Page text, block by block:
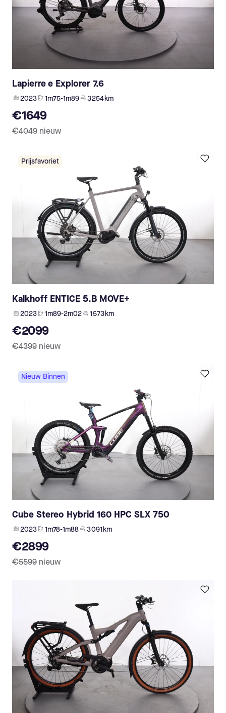
Lapierre e Explorer 7.6
2023 1m75-1m89 3 254 km
€1649
€4049 nieuw
Prijsfavoriet
Kalkhoff ENTICE 5.B MOVE+
2023 1m89-2m02 1 573 km
€2099
€4399 nieuw
Nieuw Binnen
Cube Stereo Hybrid 160 HPC SLX 750
2023 1m78-1m88 3 091 km
€2899
€5599 nieuw